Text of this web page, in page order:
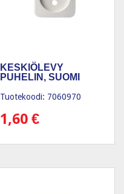
KESKIÖLEVY
PUHELIN, SUOMI
Tuotekoodi: 7060970
1,60€